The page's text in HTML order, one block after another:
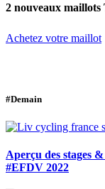
2 nouveaux
Achetez votre maillot
#Demain
Aperçu des stages
#EFDV 2022